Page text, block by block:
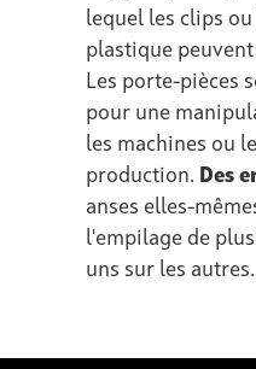
lequel les clips
plastique
Les porte-pièces
pour une
les machines ou
production. Des
anses elles-
l'empilage de
uns sur les autres.